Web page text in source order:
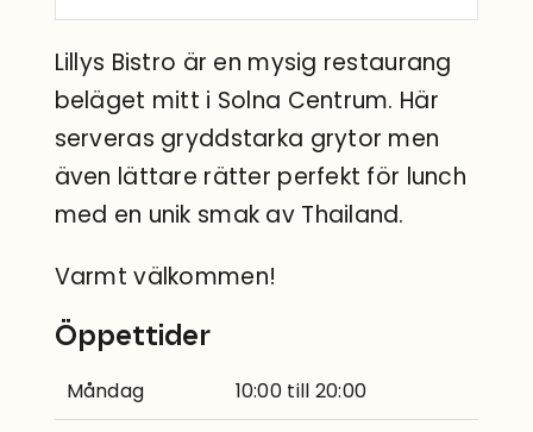
Lillys Bistro är en mysig restaurang
beläget mitt i Solna Centrum. Här
serveras gryddstarka grytor men
även lättare rätter perfekt för lunch
med en unik smak av Thailand.
Varmt välkommen!
Öppettider
Måndag 10:00 till 20:00